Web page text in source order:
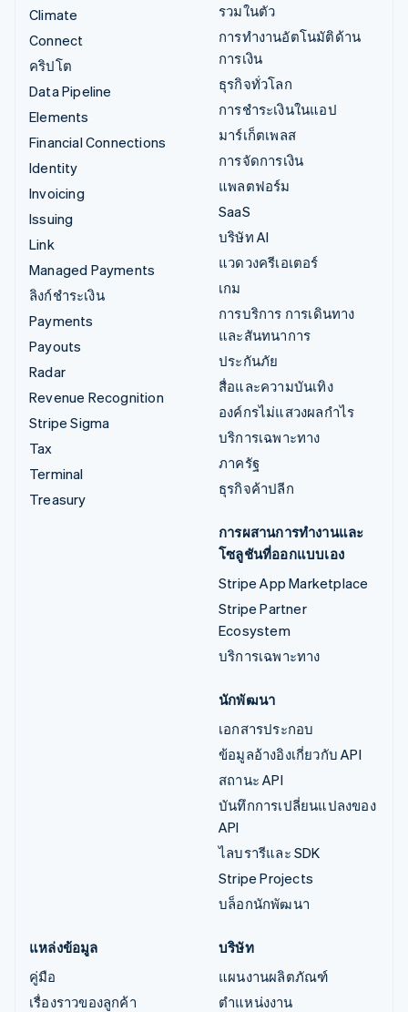
Climate
Connect
คริปโต
Data Pipeline
Elements
Financial Connections
Identity
Invoicing
Issuing
Link
Managed Payments
ลิงก์ชำระเงิน
Payments
Payouts
Radar
Revenue Recognition
Stripe Sigma
Tax
Terminal
Treasury
รวมในตัว
การทำงานอัตโนมัติด้าน
การเงิน
ธุรกิจทั่วโลก
การชำระเงินในแอป
มาร์เก็ตเพลส
การจัดการเงิน
แพลตฟอร์ม
SaaS
บริษัท AI
แวดวงครีเอเตอร์
เกม
การบริการ การเดินทาง
และสันทนาการ
ประกันภัย
สื่อและความบันเทิง
องค์กรไม่แสวงผลกำไร
บริการเฉพาะทาง
ภาครัฐ
ธุรกิจค้าปลีก
การผสานการทำงานและ
โซลูชันที่ออกแบบเอง
Stripe App Marketplace
Stripe Partner
Ecosystem
บริการเฉพาะทาง
นักพัฒนา
เอกสารประกอบ
ข้อมูลอ้างอิงเกี่ยวกับ API
สถานะ API
บันทึกการเปลี่ยนแปลงของ
API
ไลบรารีและ SDK
Stripe Projects
บล็อกนักพัฒนา
แหล่งข้อมูล
คู่มือ
เรื่องราวของลูกค้า
บริษัท
แผนงานผลิตภัณฑ์
ตำแหน่งงาน